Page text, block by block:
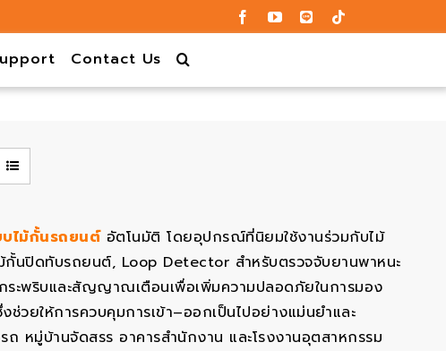
Contact Us
บไม้กั้นรถยนต์อัตโนมัติ โดยอุปกรณ์ที่นิยมใช้งานร่วมกับไม้
กั้นปิดทับรถยนต์, Loop Detector สำหรับตรวจจับยานพาหนะ
ระพริบและสัญญาณเตือนเพื่อเพิ่มความปลอดภัยในการมอง
งช่วยให้การควบคุมการเข้า–ออกเป็นไปอย่างแม่นยำและ
รถ หมู่บ้านจัดสรร อาคารสำนักงาน และโรงงานอุตสาหกรรม